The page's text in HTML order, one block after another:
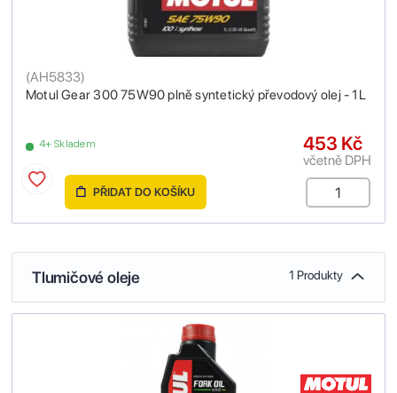
Motul Gear 300 75W90 plně syntetický převodový olej - 1L
(AH5833)
4+ Skladem 453 Kč
včetně DPH
PŘIDAT DO KOŠÍKU
Tlumičové oleje 1 Produkty